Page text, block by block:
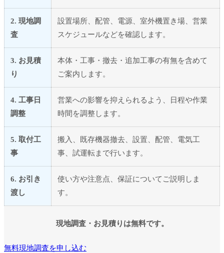
2. 現地調
査
設置場所、配管、電源、室外機置き場、営業
スケジュールなどを確認します。
3. お見積
り
本体・工事・撤去・追加工事の有無を含めて
ご案内します。
4. 工事日
調整
営業への影響を抑えられるよう、日程や作業
時間を調整します。
5. 取付工
事
搬入、既存機器撤去、設置、配管、電気工
事、試運転まで行います。
6. お引き
渡し
使い方や注意点、保証についてご説明しま
す。
現地調査・お見積りは無料です。
無料現地調査を申し込む